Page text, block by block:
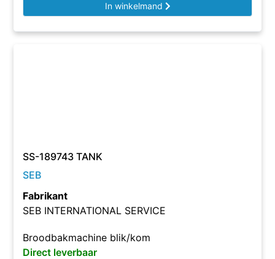
In winkelmand
SS-189743 TANK
SEB
Fabrikant
SEB INTERNATIONAL SERVICE
Broodbakmachine blik/kom
Direct leverbaar